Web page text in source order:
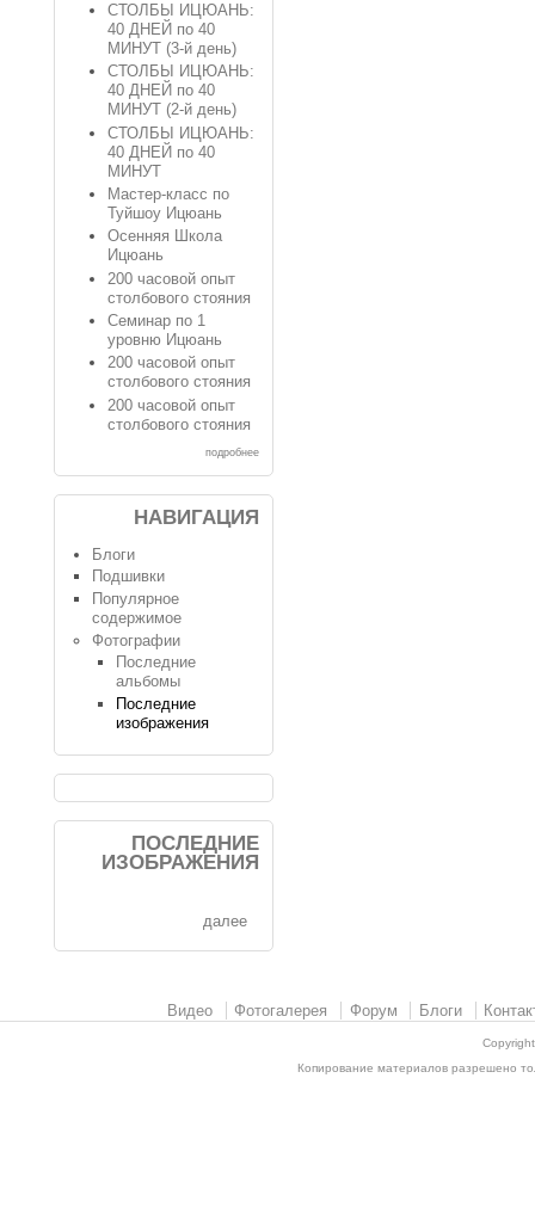
СТОЛБЫ ИЦЮАНЬ:
40 ДНЕЙ по 40
МИНУТ (3-й день)
СТОЛБЫ ИЦЮАНЬ:
40 ДНЕЙ по 40
МИНУТ (2-й день)
СТОЛБЫ ИЦЮАНЬ:
40 ДНЕЙ по 40
МИНУТ
Мастер-класс по
Туйшоу Ицюань
Осенняя Школа
Ицюань
200 часовой опыт
столбового стояния
Семинар по 1
уровню Ицюань
200 часовой опыт
столбового стояния
200 часовой опыт
столбового стояния
подробнее
НАВИГАЦИЯ
Блоги
Подшивки
Популярное
содержимое
Фотографии
Последние
альбомы
Последние
изображения
ПОСЛЕДНИЕ
ИЗОБРАЖЕНИЯ
далее
Видео Фотогалерея Форум Блоги
Копирование материалов разрешено